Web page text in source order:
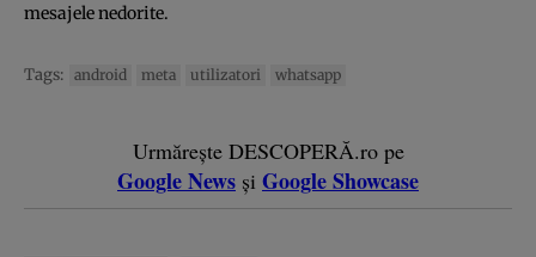
mesajele nedorite.
Tags: android meta utilizatori whatsapp
Urmărește DESCOPERĂ.ro pe
Google News și Google Showcase